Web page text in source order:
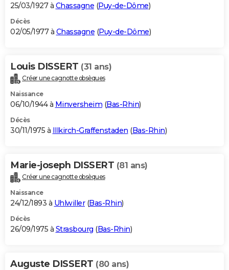
25/03/1927 à Chassagne (Puy-de-Dôme)
Décès
02/05/1977 à Chassagne (Puy-de-Dôme)
Louis DISSERT (31 ans)
Créer une cagnotte obsèques
Naissance
06/10/1944 à Minversheim (Bas-Rhin)
Décès
30/11/1975 à Illkirch-Graffenstaden (Bas-Rhin)
Marie-joseph DISSERT (81 ans)
Créer une cagnotte obsèques
Naissance
24/12/1893 à Uhlwiller(Bas-Rhin)
Décès
26/09/1975 à Strasbourg (Bas-Rhin)
Auguste DISSERT (80 ans)